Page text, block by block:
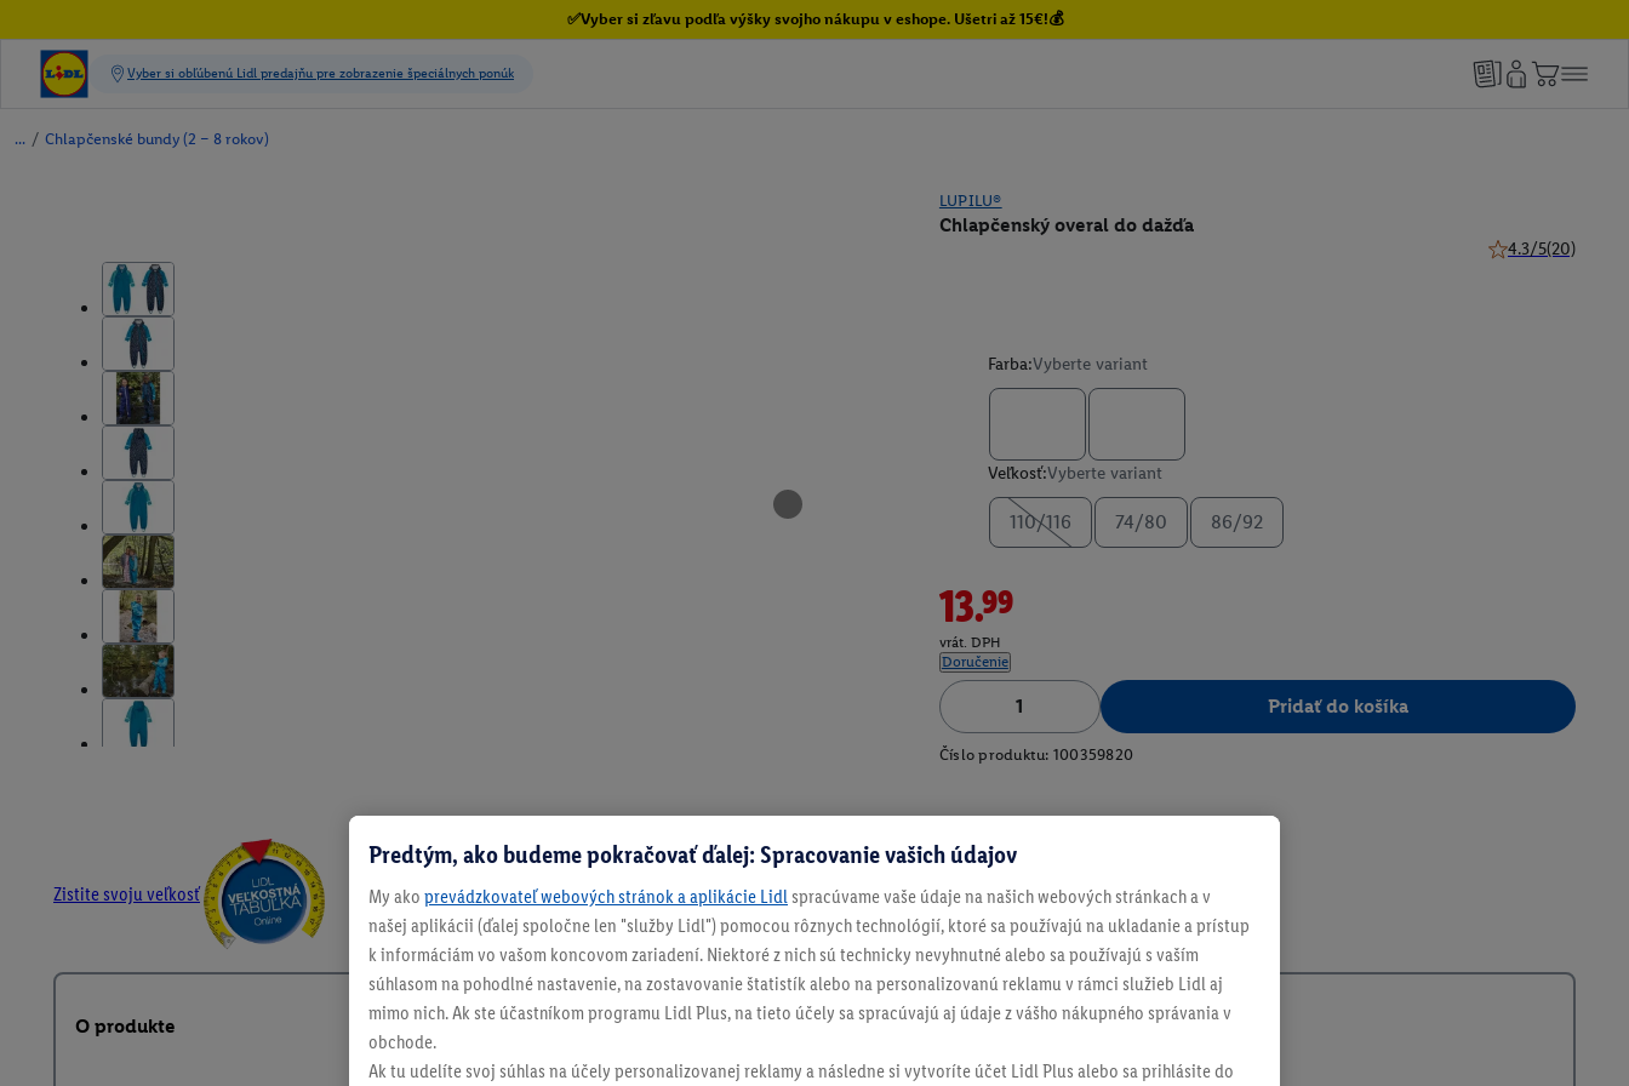
✅Vyber si zľavu podľa výšky svojho nákupu v eshope. Ušetri až 15€!💰
/ Chlapčenské bundy (2 – 8 rokov)
LUPILU®
Chlapčenský overal do dažďa
4.3/5(20)
Farba:Vyberte variant
Veľkosť:Vyberte variant
110/116 74/80 86/92
13.99
vrát. DPH
Doručenie
Pridať do košíka
Číslo produktu: 100359820
Zistite svoju veľkosť
O produkte
Predtým, ako budeme pokračovať ďalej: Spracovanie vašich údajov
My ako prevádzkovateľ webových stránok a aplikácie Lidl spracúvame vaše údaje na našich webových stránkach a v
našej aplikácii (ďalej spoločne len "služby Lidl") pomocou rôznych technológií, ktoré sa používajú na ukladanie a prístup
k informáciám vo vašom koncovom zariadení. Niektoré z nich sú technicky nevyhnutné alebo sa používajú s vaším
súhlasom na pohodlné nastavenie, na zostavovanie štatistík alebo na personalizovanú reklamu v rámci služieb Lidl aj
mimo nich. Ak ste účastníkom programu Lidl Plus, na tieto účely sa spracúvajú aj údaje z vášho nákupného správania v
obchode.
Ak tu udelíte svoj súhlas na účely personalizovanej reklamy a následne si vytvoríte účet Lidl Plus alebo sa prihlásite do